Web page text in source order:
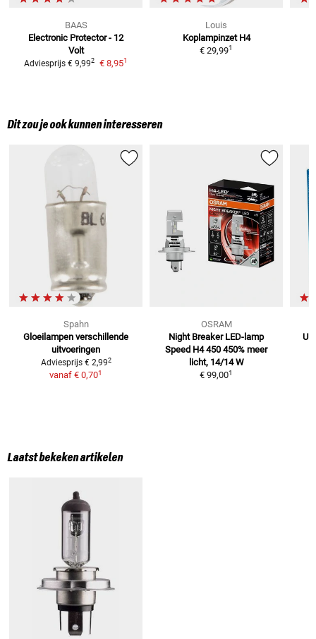
BAAS
Electronic Protector - 12
Volt
Adviesprijs € 9,992 € 8,951
Louis
Koplampinzet H4
€ 29,991
Dit zou je ook kunnen interesseren
Spahn
Gloeilampen verschillende
uitvoeringen
Adviesprijs € 2,992
vanaf € 0,701
OSRAM
Night Breaker LED-lamp
Speed H4 450 450% meer
licht, 14/14 W
€ 99,001
Laatst bekeken artikelen